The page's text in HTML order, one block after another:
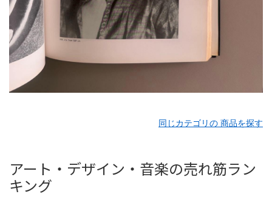
同じカテゴリの 商品を探す
アート・デザイン・音楽の売れ筋ラン
キング